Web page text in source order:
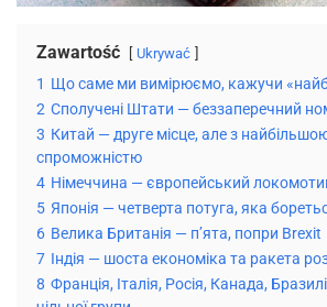
Zawartość Ukrywać
1 Що саме ми вимірюємо, кажучи
2 Сполучені Штати — беззаперечний
3 Китай — друге місце, але з
спроможністю
4 Німеччина — європейський
5 Японія — четверта потуга, яка
6 Велика Британія — п’ята, попри Brexit
7 Індія — шоста економіка та ракета
8 Франція, Італія, Росія, Канада,